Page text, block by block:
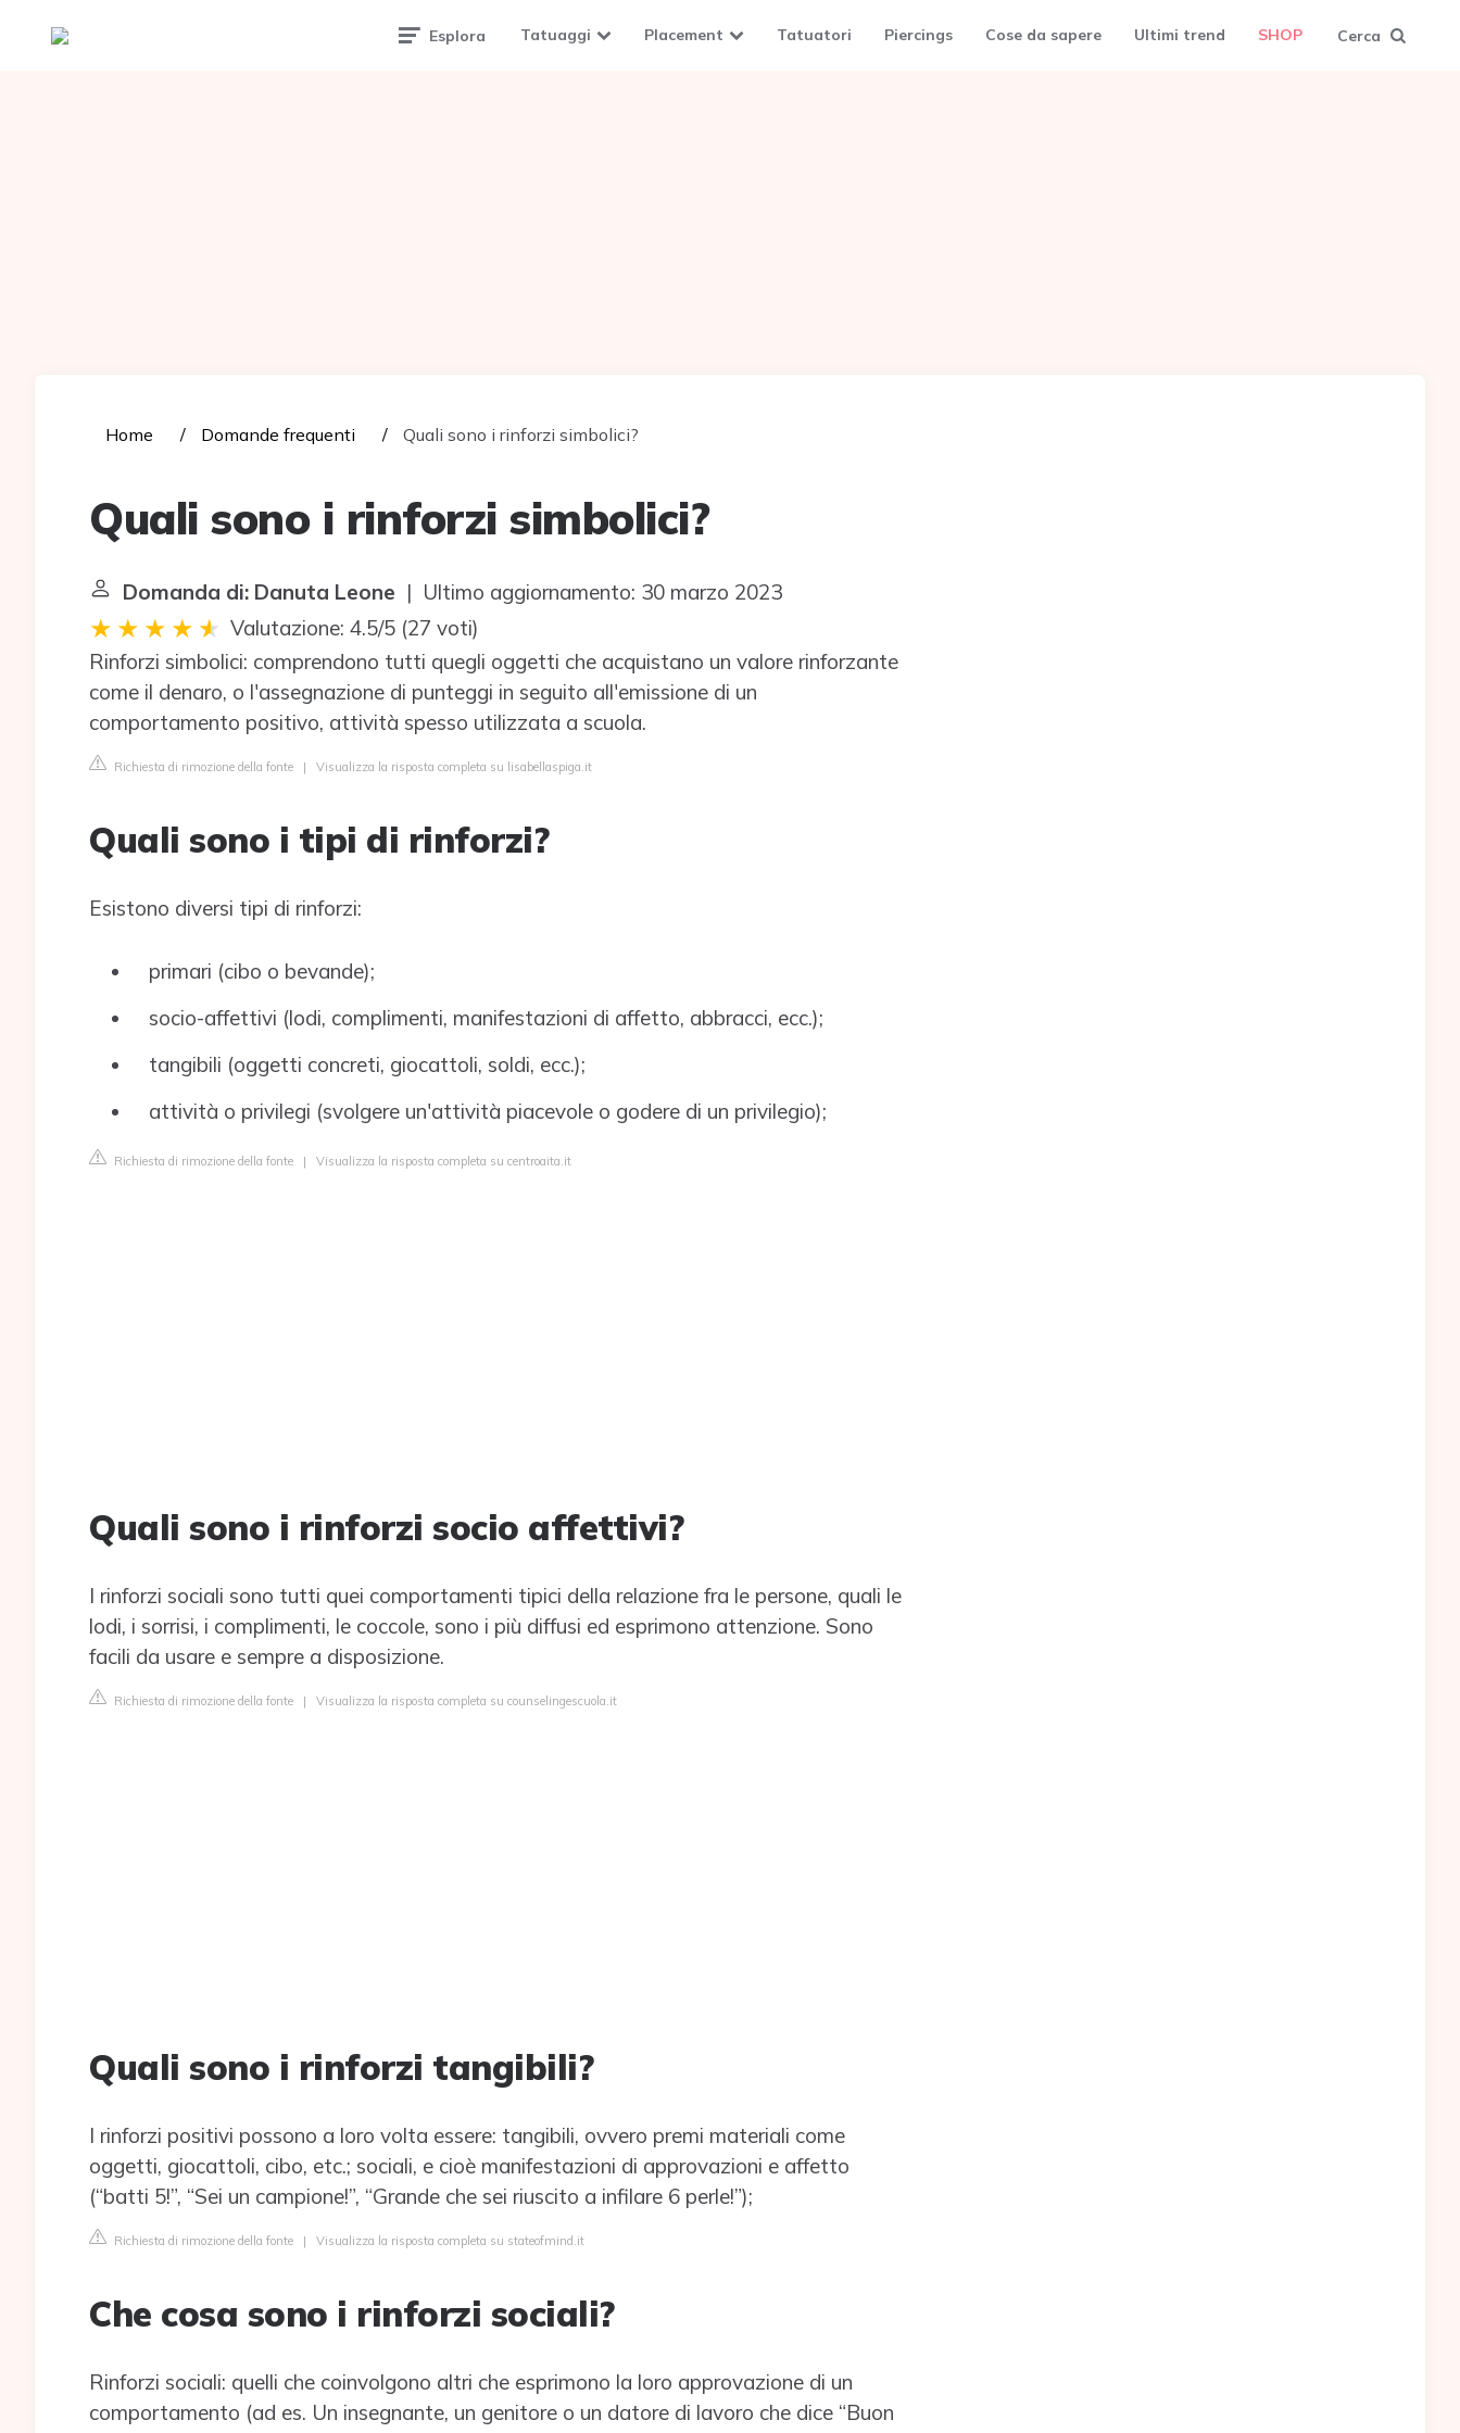
Tattoomuse.it Esplora Tatuaggi Placement Tatuatori Piercings Cose da sapere Ultimi trend SHOP Cerca
Home Domande frequenti Quali sono i rinforzi simbolici?
Quali sono i rinforzi simbolici?
Domanda di: Danuta Leone | Ultimo aggiornamento: 30 marzo 2023
Valutazione: 4.5/5 (27 voti)
Rinforzi simbolici: comprendono tutti quegli oggetti che acquistano un valore rinforzante
come il denaro, o l'assegnazione di punteggi in seguito all'emissione di un
comportamento positivo, attività spesso utilizzata a scuola.
Richiesta di rimozione della fonte | Visualizza la risposta completa su lisabellaspiga.it
Quali sono i tipi di rinforzi?
Esistono diversi tipi di rinforzi:
primari (cibo o bevande);
socio-affettivi (lodi, complimenti, manifestazioni di affetto, abbracci, ecc.);
tangibili (oggetti concreti, giocattoli, soldi, ecc.);
attività o privilegi (svolgere un'attività piacevole o godere di un privilegio);
Richiesta di rimozione della fonte | Visualizza la risposta completa su centroaita.it
Quali sono i rinforzi socio affettivi?
I rinforzi sociali sono tutti quei comportamenti tipici della relazione fra le persone, quali le
lodi, i sorrisi, i complimenti, le coccole, sono i più diffusi ed esprimono attenzione. Sono
facili da usare e sempre a disposizione.
Richiesta di rimozione della fonte | Visualizza la risposta completa su counselingescuola.it
Quali sono i rinforzi tangibili?
I rinforzi positivi possono a loro volta essere: tangibili, ovvero premi materiali come
oggetti, giocattoli, cibo, etc.; sociali, e cioè manifestazioni di approvazioni e affetto
(“batti 5!”, “Sei un campione!”, “Grande che sei riuscito a infilare 6 perle!”);
Richiesta di rimozione della fonte | Visualizza la risposta completa su stateofmind.it
Che cosa sono i rinforzi sociali?
Rinforzi sociali: quelli che coinvolgono altri che esprimono la loro approvazione di un
comportamento (ad es. Un insegnante, un genitore o un datore di lavoro che dice “Buon